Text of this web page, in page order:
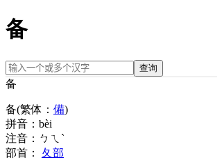
备
查询
备
备(繁体： 備)
拼音： bèi
注音： ㄅㄟˋ
部首：
夂部